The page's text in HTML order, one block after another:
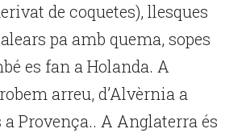
de coquetes), llesques
pa amb quema, sopes
es fan a Holanda. A
arreu, d’Alvèrnia a
a Provença.. A Anglaterra és